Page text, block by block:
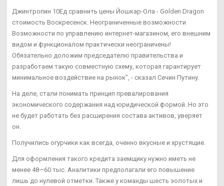
Джинтропин 10Ед сравнить цены Йошкар-Ола - Golden Dragon
стоимость Воскресенск. Неограниченные возможности
Возможности по управлению интернет-магазином, его внешним
видом и функционалом практически неограничены!
Обязательно доложим председателю правительства и
разработаем такую совместную схему, которая гарантирует
минимальное воздействие на рынок", - сказал Сечин Путину.
На деле, стали понимать принцип превалирования
экономического содержания над юридической формой. Но это
не будет работать без расширения состава активов, уверяет
он.
Получились огурчики как всегда, оченно вкусные и хрустящие.
Для оформления такого кредита заемщику нужно иметь не
менее 48—60 тыс. Аналитики предполагали его повышение
лишь до нулевой отметки. Также у команды шесть золотых и